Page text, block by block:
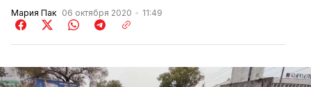
Мария Пак 06 октября 2020 11:49